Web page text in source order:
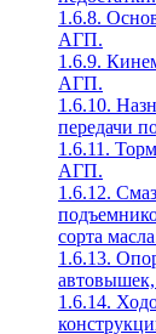
1.6.8.
АГП.
1.6.9.
АГП.
1.6.10.
передачи
1.6.11.
АГП.
1.6.12.
сорта
1.6.13.
1.6.14.